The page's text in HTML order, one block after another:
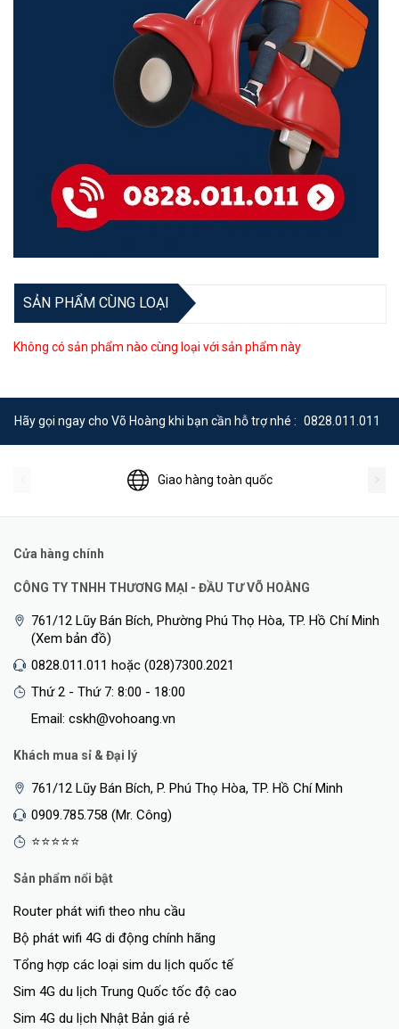
SẢN PHẨM CÙNG LOẠI
Không có sản phẩm nào cùng loại với sản phẩm này
Hãy gọi ngay cho Võ Hoàng khi bạn cần hỗ trợ nhé : 0828.011.011
Giao hàng toàn quốc
Cửa hàng chính
CÔNG TY TNHH THƯƠNG MẠI - ĐẦU TƯ VÕ HOÀNG
761/12 Lũy Bán Bích, Phường Phú Thọ Hòa, TP. Hồ Chí Minh
(Xem bản đồ)
0828.011.011 hoặc (028)7300.2021
Thứ 2 - Thứ 7: 8:00 - 18:00
Email: cskh@vohoang.vn
Khách mua sỉ & Đại lý
761/12 Lũy Bán Bích, P. Phú Thọ Hòa, TP. Hồ Chí Minh
0909.785.758 (Mr. Công)
⭐⭐⭐⭐⭐
Sản phẩm nổi bật
Router phát wifi theo nhu cầu
Bộ phát wifi 4G di động chính hãng
Tổng hợp các loại sim du lịch quốc tế
Sim 4G du lịch Trung Quốc tốc độ cao
Sim 4G du lịch Nhật Bản giá rẻ